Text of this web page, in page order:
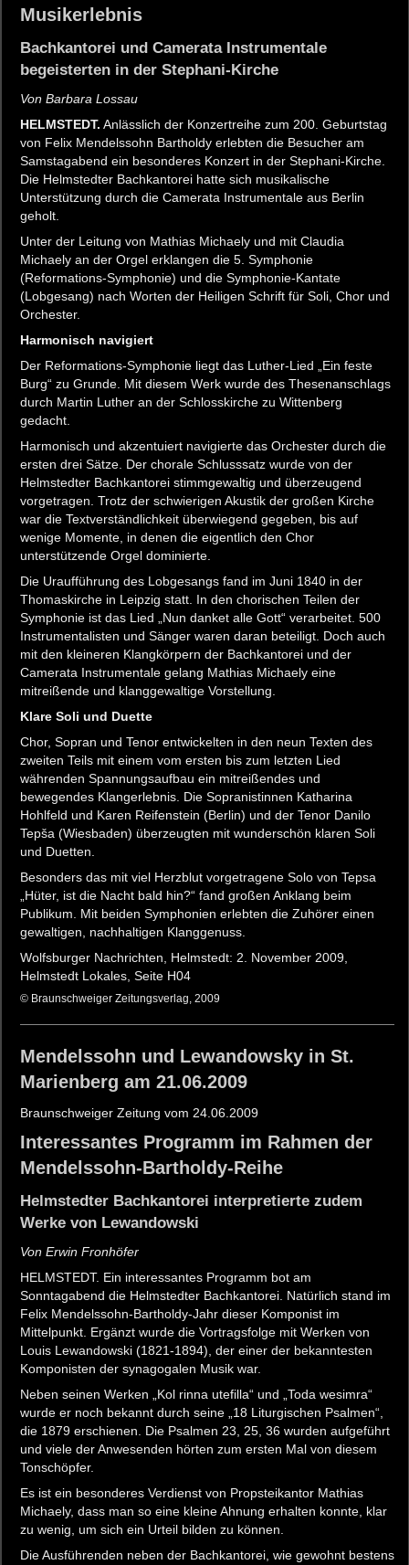
Musikerlebnis
Bachkantorei und Camerata Instrumentale
begeisterten in der Stephani-Kirche
Von Barbara Lossau
HELMSTEDT. Anlässlich der Konzertreihe zum 200. Geburtstag
von Felix Mendelssohn Bartholdy erlebten die Besucher am
Samstagabend ein besonderes Konzert in der Stephani-Kirche.
Die Helmstedter Bachkantorei hatte sich musikalische
Unterstützung durch die Camerata Instrumentale aus Berlin
geholt.
Unter der Leitung von Mathias Michaely und mit Claudia
Michaely an der Orgel erklangen die 5. Symphonie
(Reformations-Symphonie) und die Symphonie-Kantate
(Lobgesang) nach Worten der Heiligen Schrift für Soli, Chor und
Orchester.
Harmonisch navigiert
Der Reformations-Symphonie liegt das Luther-Lied „Ein feste
Burg“ zu Grunde. Mit diesem Werk wurde des Thesenanschlags
durch Martin Luther an der Schlosskirche zu Wittenberg
gedacht.
Harmonisch und akzentuiert navigierte das Orchester durch die
ersten drei Sätze. Der chorale Schlusssatz wurde von der
Helmstedter Bachkantorei stimmgewaltig und überzeugend
vorgetragen. Trotz der schwierigen Akustik der großen Kirche
war die Textverständlichkeit überwiegend gegeben, bis auf
wenige Momente, in denen die eigentlich den Chor
unterstützende Orgel dominierte.
Die Uraufführung des Lobgesangs fand im Juni 1840 in der
Thomaskirche in Leipzig statt. In den chorischen Teilen der
Symphonie ist das Lied „Nun danket alle Gott“ verarbeitet. 500
Instrumentalisten und Sänger waren daran beteiligt. Doch auch
mit den kleineren Klangkörpern der Bachkantorei und der
Camerata Instrumentale gelang Mathias Michaely eine
mitreißende und klanggewaltige Vorstellung.
Klare Soli und Duette
Chor, Sopran und Tenor entwickelten in den neun Texten des
zweiten Teils mit einem vom ersten bis zum letzten Lied
währenden Spannungsaufbau ein mitreißendes und
bewegendes Klangerlebnis. Die Sopranistinnen Katharina
Hohlfeld und Karen Reifenstein (Berlin) und der Tenor Danilo
Tepša (Wiesbaden) überzeugten mit wunderschön klaren Soli
und Duetten.
Besonders das mit viel Herzblut vorgetragene Solo von Tepsa
„Hüter, ist die Nacht bald hin?“ fand großen Anklang beim
Publikum. Mit beiden Symphonien erlebten die Zuhörer einen
gewaltigen, nachhaltigen Klanggenuss.
Wolfsburger Nachrichten, Helmstedt: 2. November 2009,
Helmstedt Lokales, Seite H04
© Braunschweiger Zeitungsverlag, 2009
Mendelssohn und Lewandowsky in St.
Marienberg am 21.06.2009
Braunschweiger Zeitung vom 24.06.2009
Interessantes Programm im Rahmen der
Mendelssohn-Bartholdy-Reihe
Helmstedter Bachkantorei interpretierte zudem
Werke von Lewandowski
Von Erwin Fronhöfer
HELMSTEDT. Ein interessantes Programm bot am
Sonntagabend die Helmstedter Bachkantorei. Natürlich stand im
Felix Mendelssohn-Bartholdy-Jahr dieser Komponist im
Mittelpunkt. Ergänzt wurde die Vortragsfolge mit Werken von
Louis Lewandowski (1821-1894), der einer der bekanntesten
Komponisten der synagogalen Musik war.
Neben seinen Werken „Kol rinna utefilla“ und „Toda wesimra“
wurde er noch bekannt durch seine „18 Liturgischen Psalmen“,
die 1879 erschienen. Die Psalmen 23, 25, 36 wurden aufgeführt
und viele der Anwesenden hörten zum ersten Mal von diesem
Tonschöpfer.
Es ist ein besonderes Verdienst von Propsteikantor Mathias
Michaely, dass man so eine kleine Ahnung erhalten konnte, klar
zu wenig, um sich ein Urteil bilden zu können.
Die Ausführenden neben der Bachkantorei, wie gewohnt bestens